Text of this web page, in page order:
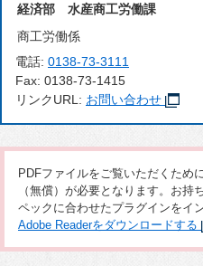
経済部 水産商工労働課
商工労働係
電話: 0138-73-3111
Fax: 0138-73-1415
リンクURL: お問い合わせ
PDFファイルをご覧いただくため
（無償）が必要となります。お持
ペックに合わせたプラグインをイ
Adobe Readerをダウンロードする